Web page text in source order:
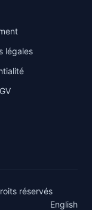
légales
réservés
English